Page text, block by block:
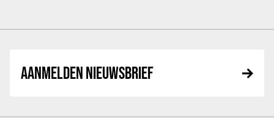
AANMELDEN NIEUWSBRIEF